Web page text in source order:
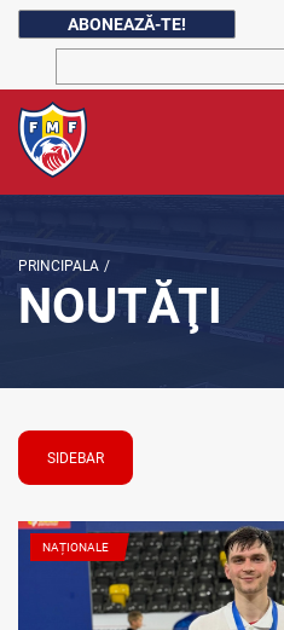
ABONEAZĂ-TE!
PRINCIPALA /
NOUTĂŢI
SIDEBAR
NAȚIONALE